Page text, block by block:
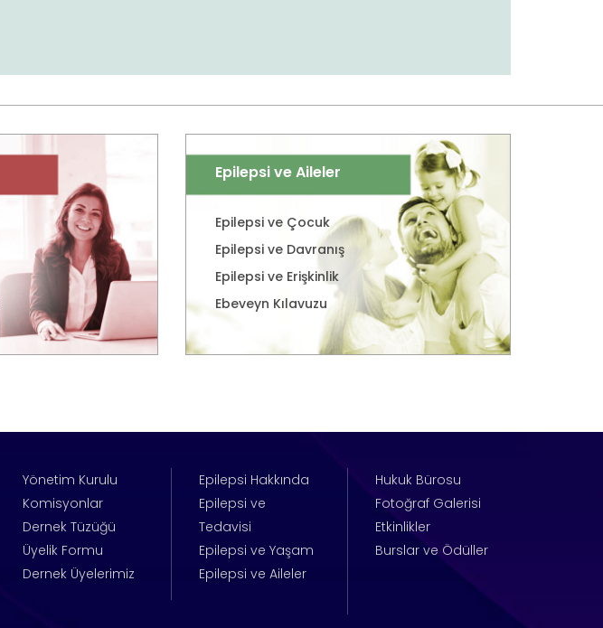
Epilepsi ve Aileler
Epilepsi ve Çocuk
Epilepsi ve Davranış
Epilepsi ve Erişkinlik
Ebeveyn Kılavuzu
Yönetim Kurulu
Komisyonlar
Dernek Tüzüğü
Üyelik Formu
Dernek Üyelerimiz
Epilepsi Hakkında
Epilepsi ve
Tedavisi
Epilepsi ve Yaşam
Epilepsi ve Aileler
Hukuk Bürosu
Fotoğraf Galerisi
Etkinlikler
Burslar ve Ödüller